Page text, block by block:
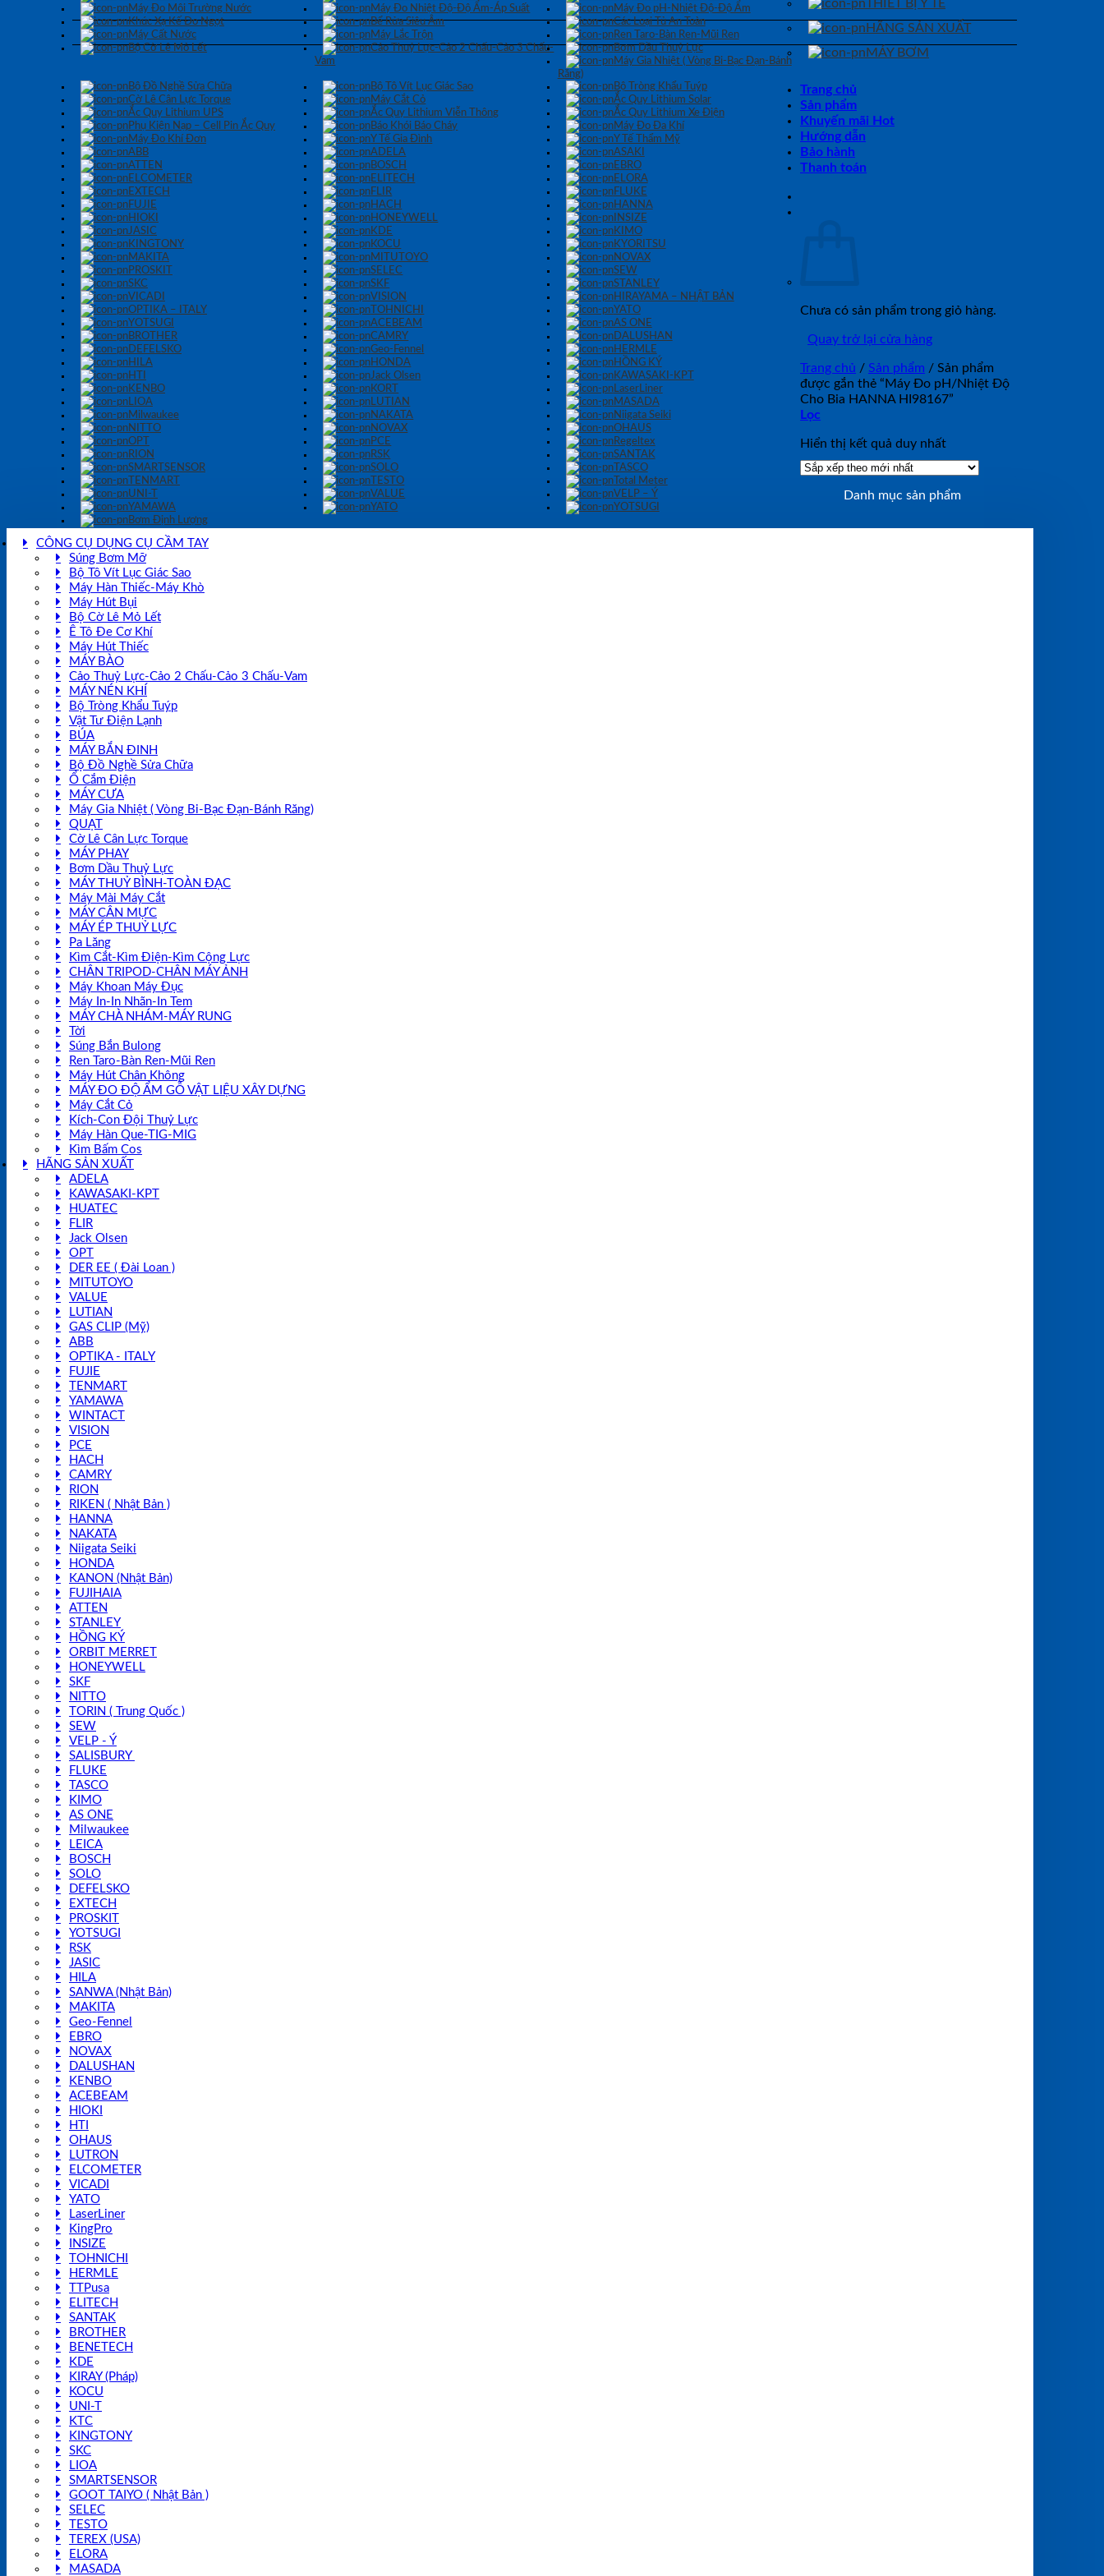
Máy Đo Môi Trường Nước
Máy Đo Nhiệt Độ-Độ Ẩm-Áp Suất
Máy Đo pH-Nhiệt Độ-Độ Ẩm
Khúc Xạ Kế Đo Ngọt
Bể Rửa Siêu Âm
Các Loại Tủ An Toàn
Máy Cất Nước
Máy Lắc Trộn
Ren Taro-Bàn Ren-Mũi Ren
Bộ Cờ Lê Mỏ Lết
Cảo Thuỷ Lực-Cảo 2 Chấu-Cảo 3 Chấu-
Vam
Bơm Dầu Thuỷ Lực
Máy Gia Nhiệt ( Vòng Bi-Bạc Đạn-Bánh
Răng)
Bộ Đồ Nghề Sửa Chữa
Bộ Tô Vít Lục Giác Sao
Bộ Tròng Khẩu Tuýp
Cờ Lê Cân Lực Torque
Máy Cắt Cỏ
Ắc Quy Lithium Solar
Ắc Quy Lithium UPS
Ắc Quy Lithium Viễn Thông
Ắc Quy Lithium Xe Điện
Phụ Kiện Nạp – Cell Pin Ắc Quy
Báo Khói Báo Cháy
Máy Đo Đa Khí
Máy Đo Khí Đơn
THIẾT BỊ Y TẾ
Y Tế Gia Đình Y Tế Thẩm Mỹ
HÃNG SẢN XUẤT
ABB ADELA
ASAKI
ATTEN
BOSCH
EBRO
ELCOMETER
ELITECH
ELORA
EXTECH
FLIR
FLUKE
FUJIE
HACH
HANNA
HIOKI
HONEYWELL
INSIZE
JASIC
KDE
KIMO
KINGTONY
KOCU
KYORITSU
MAKITA
MITUTOYO
NOVAX
PROSKIT
SELEC
SEW
SKC
SKF
STANLEY
VICADI
VISION
HIRAYAMA – NHẬT BẢN
OPTIKA – ITALY
TOHNICHI
YATO
YOTSUGI
ACEBEAM
AS ONE
BROTHER
CAMRY
DALUSHAN
DEFELSKO
Geo-Fennel
HERMLE
HILA
HONDA
HỒNG KÝ
HTI
Jack Olsen
KAWASAKI-KPT
KENBO
KORT
LaserLiner
LIOA
LUTIAN
MASADA
Milwaukee
NAKATA
Niigata Seiki
NITTO
NOVAX
OHAUS
OPT
PCE
Regeltex
RION
RSK
SANTAK
SMARTSENSOR
SOLO
TASCO
TENMART
TESTO
Total Meter
UNI-T
VALUE
VELP – Ý
YAMAWA
YATO YOTSUGI
MÁY BƠM
Bơm Định Lượng
Trang chủ
Sản phẩm
Khuyến mãi Hot
Hướng dẫn
Bảo hành
Thanh toán
Chưa có sản phẩm trong giỏ hàng.
Quay trở lại cửa hàng
Trang chủ / Sản phẩm / Sản phẩm
được gắn thẻ “Máy Đo pH/Nhiệt Độ
Cho Bia HANNA HI98167”
Lọc
Hiển thị kết quả duy nhất
Danh mục sản phẩm
CÔNG CỤ DỤNG CỤ CẦM TAY
Súng Bơm Mỡ
Bộ Tô Vít Lục Giác Sao
Máy Hàn Thiếc-Máy Khò
Máy Hút Bụi
Bộ Cờ Lê Mỏ Lết
Ê Tô Đe Cơ Khí
Máy Hút Thiếc
MÁY BÀO
Cảo Thuỷ Lực-Cảo 2 Chấu-Cảo 3 Chấu-Vam
MÁY NÉN KHÍ
Bộ Tròng Khẩu Tuýp
Vật Tư Điện Lạnh
BÚA
MÁY BẮN ĐINH
Bộ Đồ Nghề Sửa Chữa
Ổ Cắm Điện
MÁY CƯA
Máy Gia Nhiệt ( Vòng Bi-Bạc Đạn-Bánh Răng)
QUẠT
Cờ Lê Cân Lực Torque
MÁY PHAY
Bơm Dầu Thuỷ Lực
MÁY THUỶ BÌNH-TOÀN ĐẠC
Máy Mài Máy Cắt
MÁY CÂN MỰC
MÁY ÉP THUỶ LỰC
Pa Lăng
Kìm Cắt-Kìm Điện-Kìm Cộng Lực
CHÂN TRIPOD-CHÂN MÁY ẢNH
Máy Khoan Máy Đục
Máy In-In Nhãn-In Tem
MÁY CHÀ NHÁM-MÁY RUNG
Tời
Súng Bắn Bulong
Ren Taro-Bàn Ren-Mũi Ren
Máy Hút Chân Không
MÁY ĐO ĐỘ ẨM GỖ VẬT LIỆU XÂY DỰNG
Máy Cắt Cỏ
Kích-Con Đội Thuỷ Lực
Máy Hàn Que-TIG-MIG
Kìm Bấm Cos
HÃNG SẢN XUẤT
ADELA
KAWASAKI-KPT
HUATEC
FLIR
Jack Olsen
OPT
DER EE ( Đài Loan )
MITUTOYO
VALUE
LUTIAN
GAS CLIP (Mỹ)
ABB
OPTIKA - ITALY
FUJIE
TENMART
YAMAWA
WINTACT
VISION
PCE
HACH
CAMRY
RION
RIKEN ( Nhật Bản )
HANNA
NAKATA
Niigata Seiki
HONDA
KANON (Nhật Bản)
FUJIHAIA
ATTEN
STANLEY
HỒNG KÝ
ORBIT MERRET
HONEYWELL
SKF
NITTO
TORIN ( Trung Quốc )
SEW
VELP - Ý
SALISBURY
FLUKE
TASCO
KIMO
AS ONE
Milwaukee
LEICA
BOSCH
SOLO
DEFELSKO
EXTECH
PROSKIT
YOTSUGI
RSK
JASIC
HILA
SANWA (Nhật Bản)
MAKITA
Geo-Fennel
EBRO
NOVAX
DALUSHAN
KENBO
ACEBEAM
HIOKI
HTI
OHAUS
LUTRON
ELCOMETER
VICADI
YATO
LaserLiner
KingPro
INSIZE
TOHNICHI
HERMLE
TTPusa
ELITECH
SANTAK
BROTHER
BENETECH
KDE
KIRAY (Pháp)
KOCU
UNI-T
KTC
KINGTONY
SKC
LIOA
SMARTSENSOR
GOOT TAIYO ( Nhật Bản )
SELEC
TESTO
TEREX (USA)
ELORA
MASADA